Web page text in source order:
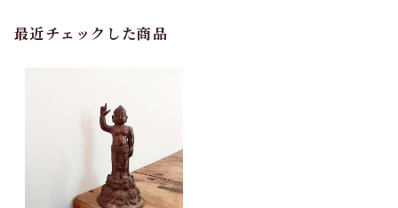
最近チェックした商品